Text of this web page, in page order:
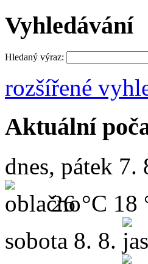
Vyhledávání
Hledaný výraz:
rozšířené
Aktuální
dnes, pátek 7.
26 °C 18
sobota 8. 8.